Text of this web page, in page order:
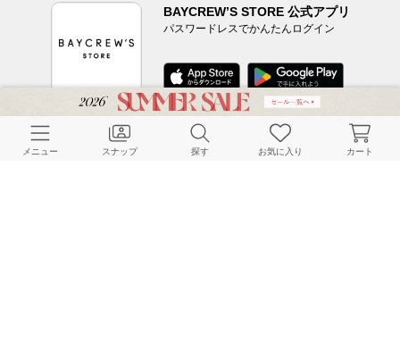
BAYCREW’S STORE 公式アプリ
パスワードレスでかんたんログイン
CUSTOMER SERVICE
メニュー スナップ 探す お気に入り カート